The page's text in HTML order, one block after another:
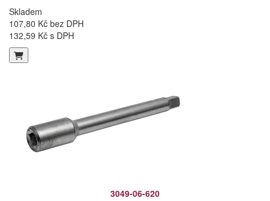
Skladem
107,80 Kč bez DPH
132,59 Kč s DPH
3049-06-620